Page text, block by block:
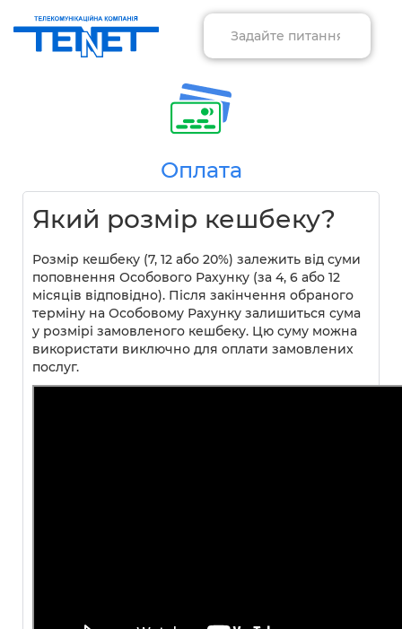
Оплата
Який розмір кешбеку?
Розмір кешбеку (7, 12 або 20%) залежить від суми
поповнення Особового Рахунку (за 4, 6 або 12
місяців відповідно). Після закінчення обраного
терміну на Особовому Рахунку залишиться сума
у розмірі замовленого кешбеку. Цю суму можна
використати виключно для оплати замовлених
послуг.